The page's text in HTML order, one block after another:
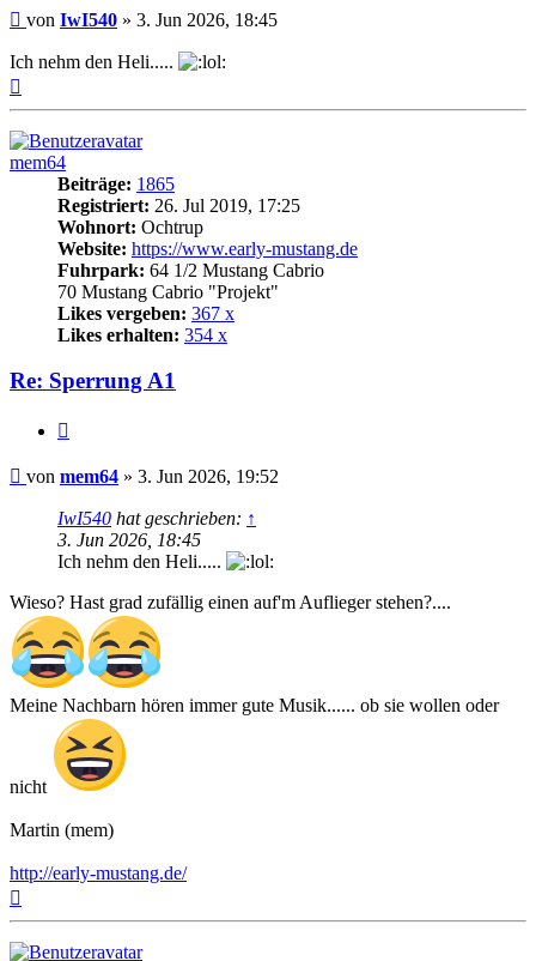
Beitrag
von IwI540 » 3. Jun 2026, 18:45
Ich nehm den Heli.....
mem64
Beiträge: 1865
Registriert: 26. Jul 2019, 17:25
Wohnort: Ochtrup
Website: https://www.early-mustang.de
Fuhrpark: 64 1/2 Mustang Cabrio
70 Mustang Cabrio "Projekt"
Likes vergeben: 367 x
Likes erhalten: 354 x
Re: Sperrung A1
Beitrag
von mem64 » 3. Jun 2026, 19:52
IwI540 hat geschrieben: ↑
3. Jun 2026, 18:45
Ich nehm den Heli.....
Wieso? Hast grad zufällig einen auf'm Auflieger stehen?....
Meine Nachbarn hören immer gute Musik...... ob sie wollen oder
nicht
Martin (mem)
http://early-mustang.de/